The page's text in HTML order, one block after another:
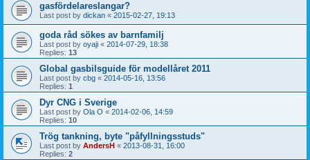
gasfördelareslangar?
Last post by dickan « 2015-02-27, 19:13
goda råd sökes av barnfamilj
Last post by oyaji « 2014-07-29, 18:38
Replies: 13
Global gasbilsguide för modellåret 2011
Last post by cbg « 2014-05-16, 13:56
Replies: 1
Dyr CNG i Sverige
Last post by Ola O « 2014-02-06, 14:59
Replies: 10
Trög tankning, byte "påfyllningsstuds"
Last post by AndersH « 2013-08-31, 16:00
Replies: 2